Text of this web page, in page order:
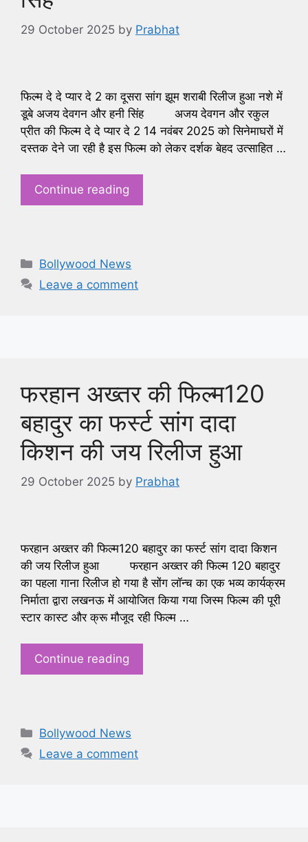
29 October 2025 by Prabhat
फिल्म दे दे प्यार दे 2 का दूसरा सांग झूम शराबी रिलीज हुआ नशे में
डूबे अजय देवगन और हनी सिंह अजय देवगन और रकुल
प्रीत की फिल्म दे दे प्यार दे 2 14 नवंबर 2025 को सिनेमाघरों में
दस्तक देने जा रही है इस फिल्म को लेकर दर्शक बेहद उत्साहित …
Continue reading
Categories
Bollywood News
Leave a comment
फरहान अख्तर की फिल्म120
बहादुर का फर्स्ट सांग दादा
किशन की जय रिलीज हुआ
29 October 2025 by Prabhat
फरहान अख्तर की फिल्म120 बहादुर का फर्स्ट सांग दादा किशन
की जय रिलीज हुआ फरहान अख्तर की फिल्म 120 बहादुर
का पहला गाना रिलीज हो गया है सोंग लॉन्च का एक भव्य कार्यक्रम
निर्माता द्वारा लखनऊ में आयोजित किया गया जिस्म फिल्म की पूरी
स्टार कास्ट और क्रू मौजूद रही फिल्म …
Continue reading
Categories
Bollywood News
Leave a comment